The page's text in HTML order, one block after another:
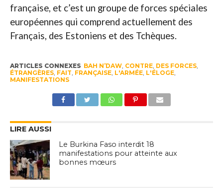
française, et c’est un groupe de forces spéciales
européennes qui comprend actuellement des
Français, des Estoniens et des Tchèques.
ARTICLES CONNEXES BAH N’DAW, CONTRE, DES FORCES,
ÉTRANGÈRES, FAIT FRANÇAISE, L'ARMÉE, L'ÉLOGE,
MANIFESTATIONS
LIRE AUSSI
Le Burkina Faso interdit 18
manifestations pour atteinte aux
bonnes mœurs